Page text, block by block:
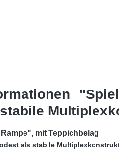
mit Teppichbelag
als stabile